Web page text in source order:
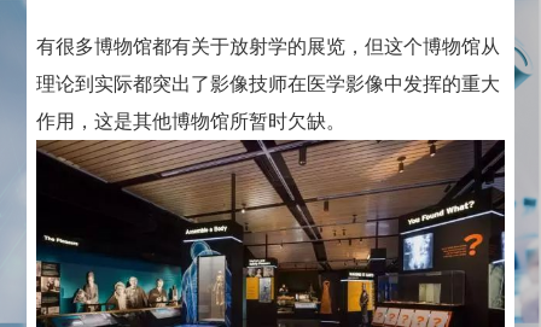
有很多博物馆都有关于放射学的展览，但这个博物馆从
理论到实际都突出了影像技师在医学影像中发挥的重大
作用，这是其他博物馆所暂时欠缺。